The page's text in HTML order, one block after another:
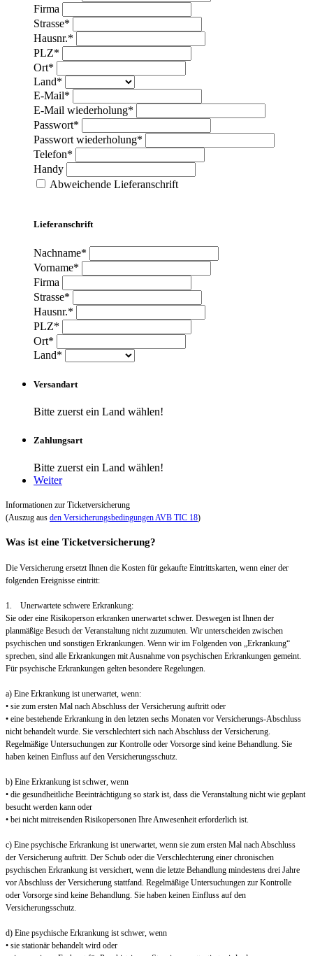
Firma
Strasse*
Hausnr.*
PLZ*
Ort*
Land*
E-Mail*
E-Mail wiederholung*
Passwort*
Passwort wiederholung*
Telefon*
Handy
Abweichende Lieferanschrift
Lieferanschrift
Nachname*
Vorname*
Firma
Strasse*
Hausnr.*
PLZ*
Ort*
Land*
Versandart
Bitte zuerst ein Land wählen!
Zahlungsart
Bitte zuerst ein Land wählen!
Weiter
Informationen zur Ticketversicherung
(Auszug aus den Versicherungsbedingungen AVB TIC 18)
Was ist eine Ticketversicherung?
Die Versicherung ersetzt Ihnen die Kosten für gekaufte Eintrittskarten, wenn einer der
folgenden Ereignisse eintritt:
1. Unerwartete schwere Erkrankung:
Sie oder eine Risikoperson erkranken unerwartet schwer. Deswegen ist Ihnen der
planmäßige Besuch der Veranstaltung nicht zuzumuten. Wir unterscheiden zwischen
psychischen und sonstigen Erkrankungen. Wenn wir im Folgenden von „Erkrankung“
sprechen, sind alle Erkrankungen mit Ausnahme von psychischen Erkrankungen gemeint.
Für psychische Erkrankungen gelten besondere Regelungen.
a) Eine Erkrankung ist unerwartet, wenn:
• sie zum ersten Mal nach Abschluss der Versicherung auftritt oder
• eine bestehende Erkrankung in den letzten sechs Monaten vor Versicherungs-Abschluss
nicht behandelt wurde. Sie verschlechtert sich nach Abschluss der Versicherung.
Regelmäßige Untersuchungen zur Kontrolle oder Vorsorge sind keine Behandlung. Sie
haben keinen Einfluss auf den Versicherungsschutz.
b) Eine Erkrankung ist schwer, wenn
• die gesundheitliche Beeinträchtigung so stark ist, dass die Veranstaltung nicht wie geplant
besucht werden kann oder
• bei nicht mitreisenden Risikopersonen Ihre Anwesenheit erforderlich ist.
c) Eine psychische Erkrankung ist unerwartet, wenn sie zum ersten Mal nach Abschluss
der Versicherung auftritt. Der Schub oder die Verschlechterung einer chronischen
psychischen Erkrankung ist versichert, wenn die letzte Behandlung mindestens drei Jahre
vor Abschluss der Versicherung stattfand. Regelmäßige Untersuchungen zur Kontrolle
oder Vorsorge sind keine Behandlung. Sie haben keinen Einfluss auf den
Versicherungsschutz.
d) Eine psychische Erkrankung ist schwer, wenn
• sie stationär behandelt wird oder